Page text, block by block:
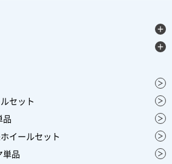
セット
品
イールセット
単品